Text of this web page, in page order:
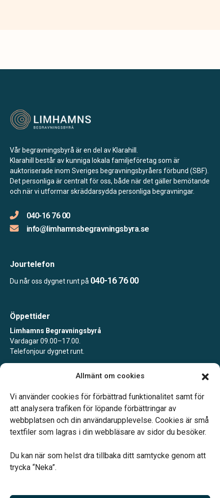
Allmänt om cookies
Vi använder cookies för förbättrad funktionalitet samt för
att analysera trafiken för löpande förbättringar av
webbplatsen och din användarupplevelse. Cookies är små
textfiler som lagras i din webbläsare av sidor du besöker.
Du kan när som helst dra tillbaka ditt samtycke genom att
trycka “Neka”.
Vår begravningsbyrå är en del av Klarahill.
Klarahill består av kunniga lokala familjeföretag som är
auktoriserade inom Sveriges begravningsbyråers förbund (SBF).
Det personliga är centralt för oss, både när det gäller bemötande
och när vi utformar skräddarsydda personliga begravningar.
040-16 76 00
info@limhamnsbegravningsbyra.se
Jourtelefon
Du når oss dygnet runt på 040-16 76 00
Öppettider
Limhamns Begravningsbyrå
Vardagar 09.00–17.00.
Telefonjour dygnet runt.
Limhamns Begravningsbyrå Värnhem
Telefonjour dygnet runt.
Vårt systerbolag Verahill hjälper dig med familjejuridiken –